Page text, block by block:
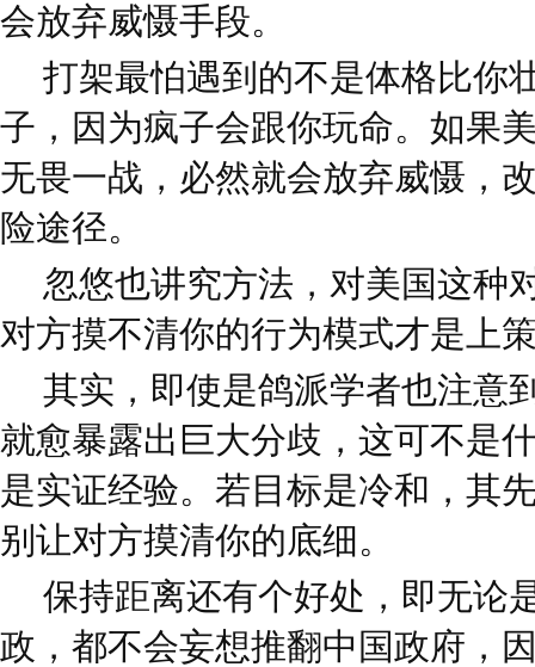
会放弃威慑手段。
打架最怕遇到的不是体格比你
子，因为疯子会跟你玩命。如果
无畏一战，必然就会放弃威慑，
险途径。
忽悠也讲究方法，对美国这种
对方摸不清你的行为模式才是上
其实，即使是鸽派学者也注意
就愈暴露出巨大分歧，这可不是
是实证经验。若目标是冷和，其
别让对方摸清你的底细。
保持距离还有个好处，即无论
政，都不会妄想推翻中国政府，